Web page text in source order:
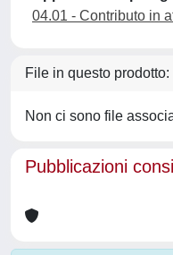
04.01 - Contributo in
File in questo prodotto:
Non ci sono file
Pubblicazioni